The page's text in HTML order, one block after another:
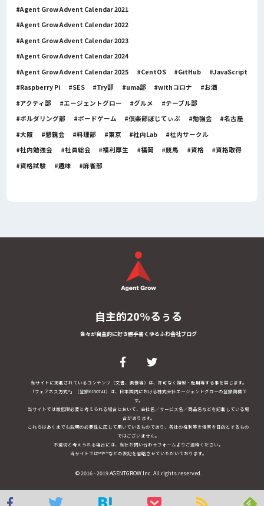
Agent Grow Advent Calendar 2021
Agent Grow Advent Calendar 2022
Agent Grow Advent Calendar 2023
Agent Grow Advent Calendar 2024
Agent Grow Advent Calendar 2025
CentOS GitHub
JavaScript
Raspberry Pi
SES Try部 uma部 withコロナ
お酒
アクティ部
エージェントグロー グルメ
テーブル部
ボルダリング部
ボードゲーム 倶楽部ぽじてぃぶ 勉強会
名古屋
大阪
懇親会 料理部 東京 社内Lab
社内サークル
社内勉強会
社員総会 福利厚生 福岡 競馬 資格
資格取得
資格試験
趣味 麻雀部
自主的20%るぅる
各々が自主的に好き勝手書くゆるふわ会社ブログ
当サイトに掲載されているコンテンツ（文書、画像等）は、許可なく複製・転用等する事を禁じます。
「フェアネス方式®」（登録6150741）は、日本国内における株式会社エージェントグローの登録商標で
す。
当サイトでは最低限必要と考えられる場合において、会社名／サービス名／商品名などを記載している場
合があります。
これらはあくまでも説明の必要性に応じて用いているものであり、各社の権利等を侵害を目的とするもの
ではございません。
不適切と考えられる場合には、当社お問い合わせフォームよりご連絡ください。
当サイトでは®や™などの表記を省略させていただいております。
© 2016 - 2019 AGENTGROW Inc. All rights reserved.